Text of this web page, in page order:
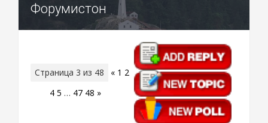
Форумистон
Страница 3 из 48 « 1 2
4 5 … 47 48 »